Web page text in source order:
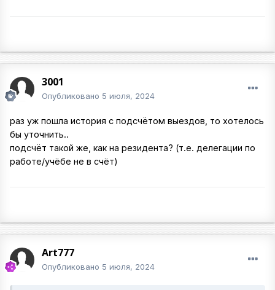
3001
Опубликовано 5 июля, 2024
раз уж пошла история с подсчётом выездов, то хотелось
бы уточнить..
подсчёт такой же, как на резидента? (т.е. делегации по
работе/учёбе не в счёт)
Art777
Опубликовано 5 июля, 2024